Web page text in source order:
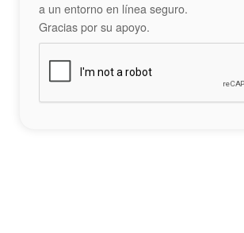
a un entorno en línea seguro.
Gracias por su apoyo.